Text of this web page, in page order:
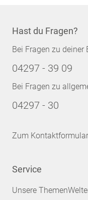
Hast du Fragen?
Bei Fragen zu deiner
04297 - 39 09
Bei Fragen zu
04297 - 30
Zum Kontaktformular
Service
Unsere